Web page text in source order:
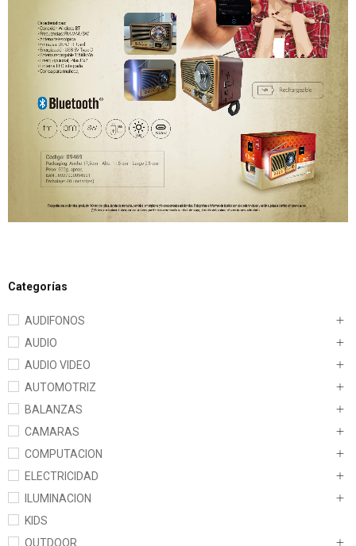
Categorías
AUDIFONOS
AUDIO
AUDIO VIDEO
AUTOMOTRIZ
BALANZAS
CAMARAS
COMPUTACION
ELECTRICIDAD
ILUMINACION
KIDS
OUTDOOR